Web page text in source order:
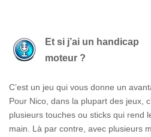
Et si j’ai un handicap
moteur ?
C’est un jeu qui vous donne un
Pour Nico, dans la plupart des jeux,
plusieurs touches ou sticks qui rend
main. Là par contre, avec plusieurs